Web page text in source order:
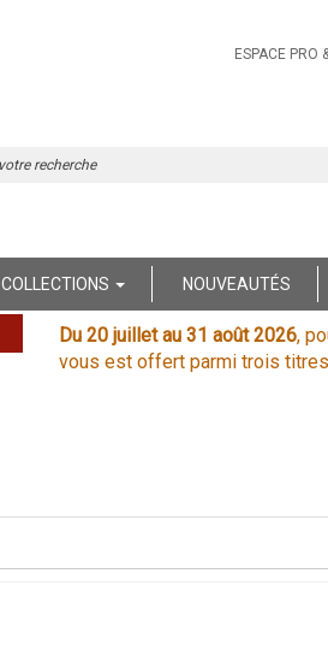
ESPACE PRO
COLLECTIONS NOUVEAUTÉS
Du 20 juillet au 31 août 2026,
vous est offert parmi trois